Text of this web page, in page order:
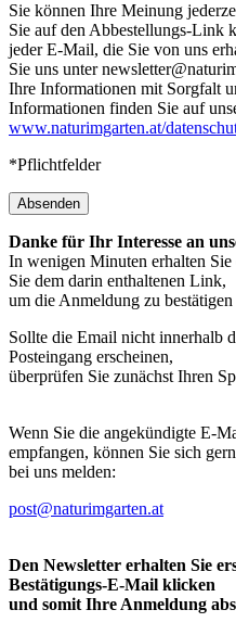
Sie können Ihre Meinung
Sie auf den Abbestellungs-Link
jeder E-Mail, die Sie von uns
Sie uns unter
Ihre Informationen mit Sorgfalt
Informationen finden Sie auf
www.naturimgarten.at/
*Pflichtfelder
Absenden
Danke für Ihr Interesse an
In wenigen Minuten erhalten
Sie dem darin enthaltenen Link,
um die Anmeldung zu
Sollte die Email nicht innerhalb
Posteingang erscheinen,
überprüfen Sie zunächst Ihren
Wenn Sie die angekündigte E-
empfangen, können Sie sich
bei uns melden:
post@naturimgarten.at
Den Newsletter erhalten Sie
Bestätigungs-E-Mail klicken
und somit Ihre Anmeldung